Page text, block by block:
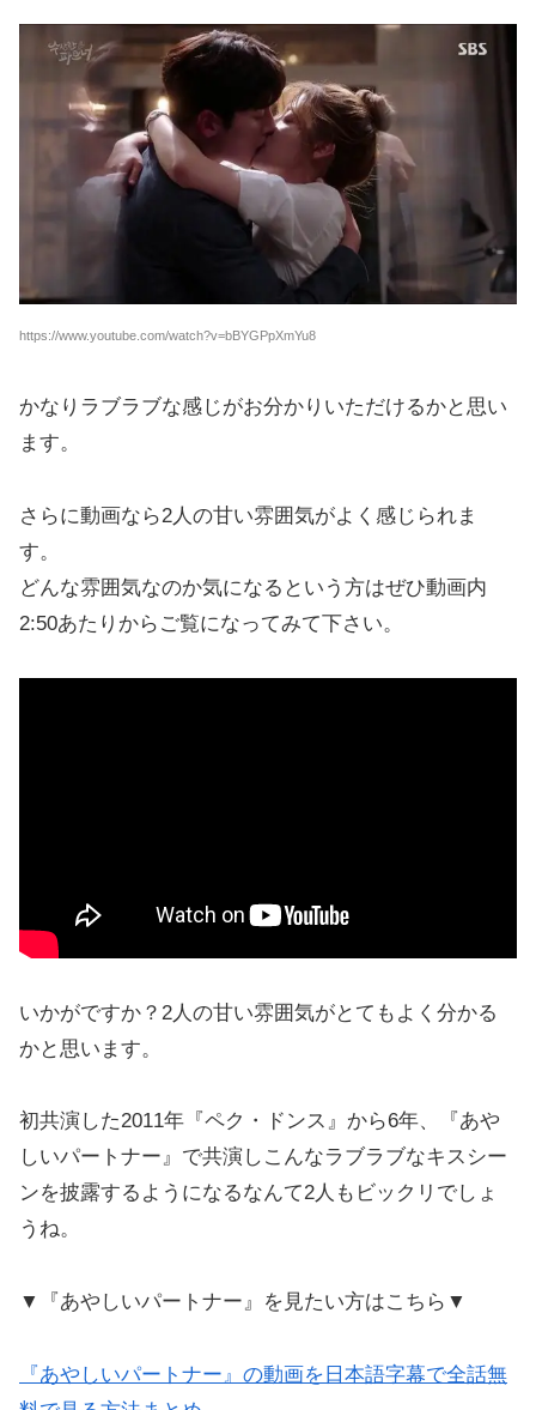
https://www.youtube.com/watch?v=bBYGPpXmYu8
かなりラブラブな感じがお分かりいただけるかと思い
ます。
さらに動画なら2人の甘い雰囲気がよく感じられま
す。
どんな雰囲気なのか気になるという方はぜひ動画内
2:50あたりからご覧になってみて下さい。
いかがですか？2人の甘い雰囲気がとてもよく分かる
かと思います。
初共演した2011年『ペク・ドンス』から6年、『あや
しいパートナー』で共演しこんなラブラブなキスシー
ンを披露するようになるなんて2人もビックリでしょ
うね。
▼『あやしいパートナー』を見たい方はこちら▼
『あやしいパートナー』の動画を日本語字幕で全話無